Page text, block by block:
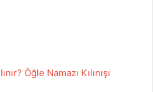
Öğle Namazı Kılınışı